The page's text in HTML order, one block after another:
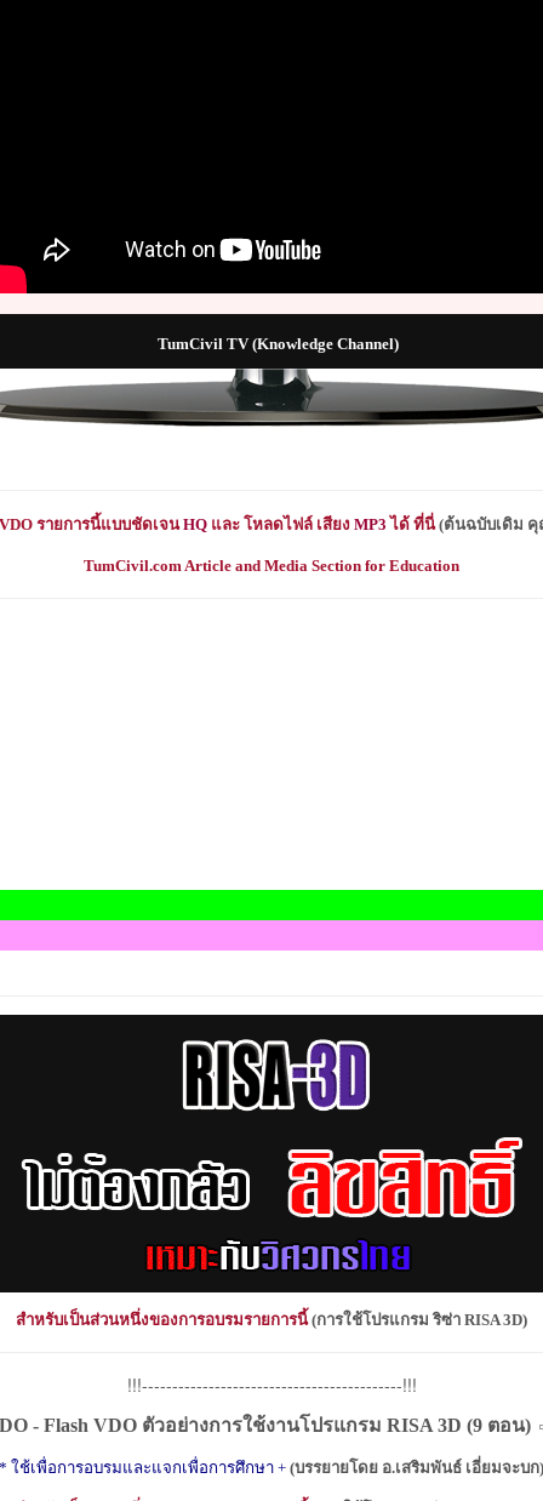
TumCivil TV (Knowledge Channel)
รายการนี้แบบชัดเจนHQ และ โหลดไฟล์ เสียง MP3 ได้ ที่นี่ (ต้นฉบับเดิม
TumCivil.com Article and Media Section for Education
สำหรับเป็นส่วนหนึ่งของการอบรมรายการนี้ (การใช้โปรแกรม ริซ่า RISA 3D)
!!!-------------------------------------------!!!
- Flash VDO ตัวอย่างการใช้งานโปรแกรม RISA 3D (9 ตอน)
* ใช้เพื่อการอบรมและแจกเพื่อการศึกษา + (บรรยายโดย อ.เสริมพันธ์ เอี่ยมจะบก)